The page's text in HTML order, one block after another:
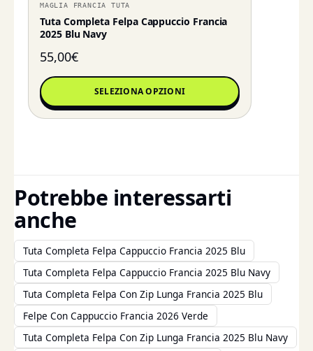
MAGLIA FRANCIA TUTA
Tuta Completa Felpa Cappuccio Francia
2025 Blu Navy
55,00€
SELEZIONA OPZIONI
Potrebbe interessarti
anche
Tuta Completa Felpa Cappuccio Francia 2025 Blu
Tuta Completa Felpa Cappuccio Francia 2025 Blu Navy
Tuta Completa Felpa Con Zip Lunga Francia 2025 Blu
Felpe Con Cappuccio Francia 2026 Verde
Tuta Completa Felpa Con Zip Lunga Francia 2025 Blu Navy